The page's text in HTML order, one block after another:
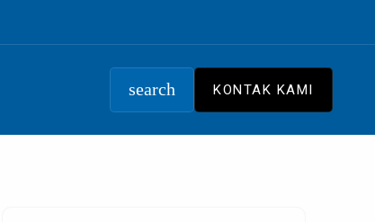
search KONTAK KAMI